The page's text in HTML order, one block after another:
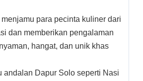
para pecinta kuliner dari
dan memberikan pengalaman
hangat, dan unik khas
andalan Dapur Solo seperti Nasi